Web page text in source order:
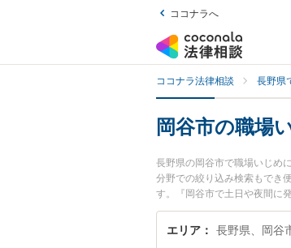
ココナラへ
ココナラ法律相談 長野県
岡谷市の職場
長野県の岡谷市で職場いじめ
分野での絞り込み検索もでき
す。『岡谷市で土日や夜間に
料で職場いじめを法律相談で
エリア 長野県、岡谷